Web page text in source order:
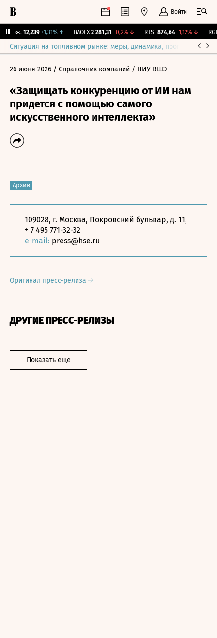
Войти
Бирж. 12,239 +1,31% ↑ IMOEX 2 281,31 -0,2%↓ RTSI 874,64 -1,12%↓ RGBI
Ситуация на топливном рынке: меры, динамика, прогнозы
26 июня 2026 / Справочник компаний / НИУ ВШЭ
«Защищать конкуренцию от ИИ нам
придется с помощью самого
искусственного интеллекта»
Архив
109028, г. Москва, Покровский бульвар, д. 11,
+ 7 495 771-32-32
e-mail: press@hse.ru
Оригинал пресс-релиза
ДРУГИЕ ПРЕСС-РЕЛИЗЫ
Показать еще